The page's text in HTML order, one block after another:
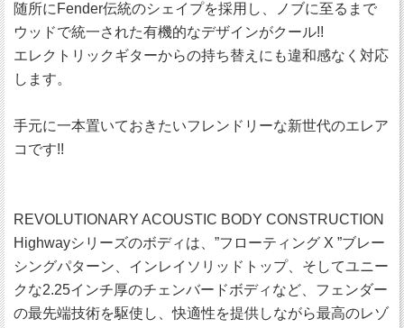
随所にFender伝統のシェイプを採用し、ノブに至るまで
ウッドで統一された有機的なデザインがクール!!
エレクトリックギターからの持ち替えにも違和感なく対応
します。
手元に一本置いておきたいフレンドリーな新世代のエレア
コです!!
REVOLUTIONARY ACOUSTIC BODY CONSTRUCTION
Highwayシリーズのボディは、”フローティング X ”ブレー
シングパターン、インレイソリッドトップ、そしてユニー
クな2.25インチ厚のチェンバードボディなど、フェンダー
の最先端技術を駆使し、快適性を提供しながら最高のレゾ